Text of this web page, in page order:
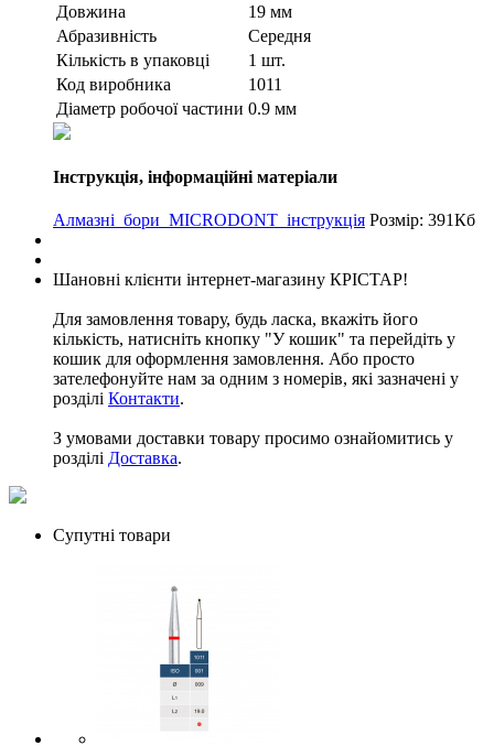
Довжина
19 мм
Абразивність
Середня
Кількість в упаковці
1 шт.
Код виробника
1011
Діаметр робочої частини 0.9 мм
Інструкція, інформаційні матеріали
Алмазні_бори_MICRODONT_інструкція Розмір: 391Кб
Шановні клієнти інтернет-магазину КРІСТАР!
Для замовлення товару, будь ласка, вкажіть його
кількість, натисніть кнопку "У кошик" та перейдіть у
кошик для оформлення замовлення. Або просто
зателефонуйте нам за одним з номерів, які зазначені у
розділі Контакти.
З умовами доставки товару просимо ознайомитись у
розділі Доставка.
Супутні товари